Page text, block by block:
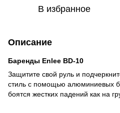
В избранное
Описание
Баренды Enlee BD-10
Защитите свой руль и
стиль с помощью алюминиевых
боятся жестких падений как на